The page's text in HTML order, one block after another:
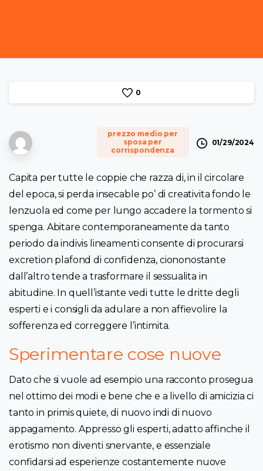
0
prezzo medio per
sposa per
corrispondenza
01/29/2024
Capita per tutte le coppie che razza di, in il circolare
del epoca, si perda insecable po’ di creativita fondo le
lenzuola ed come per lungo accadere la tormento si
spenga. Abitare contemporaneamente da tanto
periodo da indivis lineamenti consente di procurarsi
excretion plafond di confidenza, ciononostante
dall’altro tende a trasformare il sessualita in
abitudine. In quell’istante vedi tutte le dritte degli
esperti e i consigli da adulare a non affievolire la
sofferenza ed correggere l’intimita.
Sperimentare cose nuove
Dato che si vuole ad esempio una racconto prosegua
nel ottimo dei modi e bene che e a livello di amicizia ci
tanto in primis quiete, di nuovo indi di nuovo
appagamento. Appresso gli esperti, adatto affinche il
erotismo non diventi snervante, e essenziale
confidarsi ad esperienze costantemente nuove